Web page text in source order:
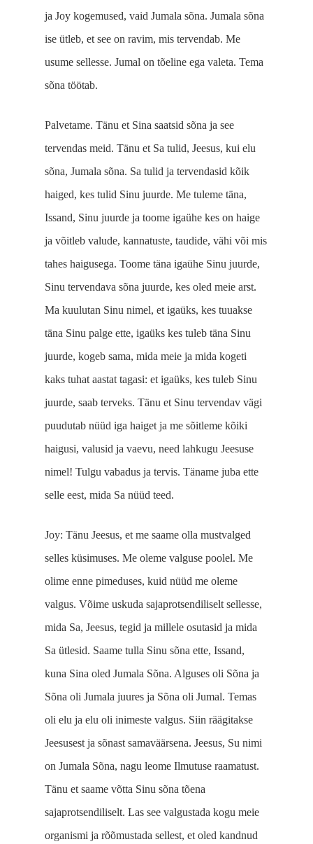
ja Joy kogemused, vaid Jumala sõna. Jumala sõna
ise ütleb, et see on ravim, mis tervendab. Me
usume sellesse. Jumal on tõeline ega valeta. Tema
sõna töötab.
Palvetame. Tänu et Sina saatsid sõna ja see
tervendas meid. Tänu et Sa tulid, Jeesus, kui elu
sõna, Jumala sõna. Sa tulid ja tervendasid kõik
haiged, kes tulid Sinu juurde. Me tuleme täna,
Issand, Sinu juurde ja toome igaühe kes on haige
ja võitleb valude, kannatuste, taudide, vähi või mis
tahes haigusega. Toome täna igaühe Sinu juurde,
Sinu tervendava sõna juurde, kes oled meie arst.
Ma kuulutan Sinu nimel, et igaüks, kes tuuakse
täna Sinu palge ette, igaüks kes tuleb täna Sinu
juurde, kogeb sama, mida meie ja mida kogeti
kaks tuhat aastat tagasi: et igaüks, kes tuleb Sinu
juurde, saab terveks. Tänu et Sinu tervendav vägi
puudutab nüüd iga haiget ja me sõitleme kõiki
haigusi, valusid ja vaevu, need lahkugu Jeesuse
nimel! Tulgu vabadus ja tervis. Täname juba ette
selle eest, mida Sa nüüd teed.
Joy: Tänu Jeesus, et me saame olla mustvalged
selles küsimuses. Me oleme valguse poolel. Me
olime enne pimeduses, kuid nüüd me oleme
valgus. Võime uskuda sajaprotsendiliselt sellesse,
mida Sa, Jeesus, tegid ja millele osutasid ja mida
Sa ütlesid. Saame tulla Sinu sõna ette, Issand,
kuna Sina oled Jumala Sõna. Alguses oli Sõna ja
Sõna oli Jumala juures ja Sõna oli Jumal. Temas
oli elu ja elu oli inimeste valgus. Siin räägitakse
Jeesusest ja sõnast samaväärsena. Jeesus, Su nimi
on Jumala Sõna, nagu leome Ilmutuse raamatust.
Tänu et saame võtta Sinu sõna tõena
sajaprotsendiliselt. Las see valgustada kogu meie
organismi ja rõõmustada sellest, et oled kandnud